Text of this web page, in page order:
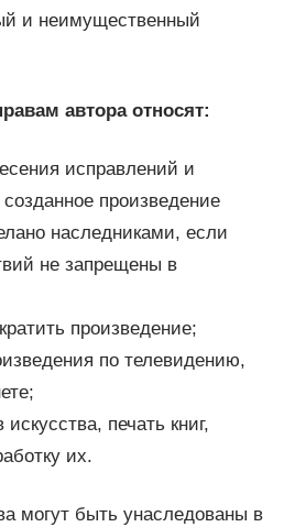
и неимущественный
автора относят:
исправлений и
произведение
наследниками, если
не запрещены в
произведение;
по телевидению,
печать книг,
их.
могут быть унаследованы в